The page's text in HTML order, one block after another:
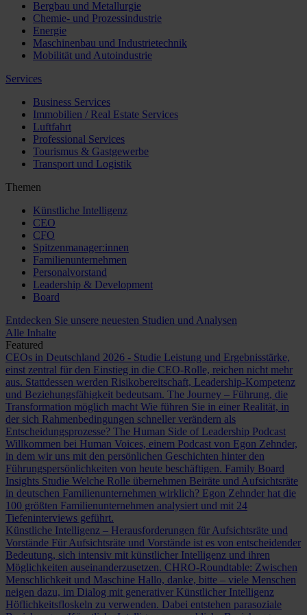
Bergbau und Metallurgie
Chemie- und Prozessindustrie
Energie
Maschinenbau und Industrietechnik
Mobilität und Autoindustrie
Services
Business Services
Immobilien / Real Estate Services
Luftfahrt
Professional Services
Tourismus & Gastgewerbe
Transport und Logistik
Themen
Künstliche Intelligenz
CEO
CFO
Spitzenmanager:innen
Familienunternehmen
Personalvorstand
Leadership & Development
Board
Entdecken Sie unsere neuesten Studien und Analysen
Alle Inhalte
Featured
CEOs in Deutschland 2026 - Studie Leistung und Ergebnisstärke,
einst zentral für den Einstieg in die CEO-Rolle, reichen nicht mehr
aus. Stattdessen werden Risikobereitschaft, Leadership-Kompetenz
und Beziehungsfähigkeit bedeutsam. The Journey – Führung, die
Transformation möglich macht Wie führen Sie in einer Realität, in
der sich Rahmenbedingungen schneller verändern als
Entscheidungsprozesse? The Human Side of Leadership Podcast
Willkommen bei Human Voices, einem Podcast von Egon Zehnder,
in dem wir uns mit den persönlichen Geschichten hinter den
Führungspersönlichkeiten von heute beschäftigen. Family Board
Insights Studie Welche Rolle übernehmen Beiräte und Aufsichtsräte
in deutschen Familienunternehmen wirklich? Egon Zehnder hat die
100 größten Familienunternehmen analysiert und mit 24
Tiefeninterviews geführt.
Künstliche Intelligenz – Herausforderungen für Aufsichtsräte und
Vorstände Für Aufsichtsräte und Vorstände ist es von entscheidender
Bedeutung, sich intensiv mit künstlicher Intelligenz und ihren
Möglichkeiten auseinanderzusetzen. CHRO-Roundtable: Zwischen
Menschlichkeit und Maschine Hallo, danke, bitte – viele Menschen
neigen dazu, im Dialog mit generativer Künstlicher Intelligenz
Höflichkeitsfloskeln zu verwenden. Dabei entstehen parasoziale